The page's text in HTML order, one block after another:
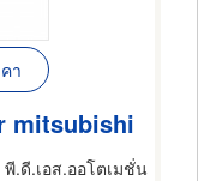
า
mitsubishi
.ดี.เอส.ออโตเมชั่น